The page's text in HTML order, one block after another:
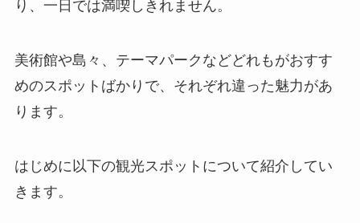
り、一日では満喫しきれません。
美術館や島々、テーマパークなどどれもがおすす
めのスポットばかりで、それぞれ違った魅力があ
ります。
はじめに以下の観光スポットについて紹介してい
きます。